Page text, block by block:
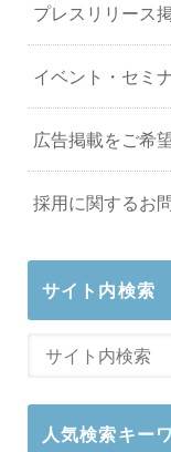
プレスリリース
イベント・セミ
広告掲載をご希
採用に関するお
サイト内検索
人気検索キー